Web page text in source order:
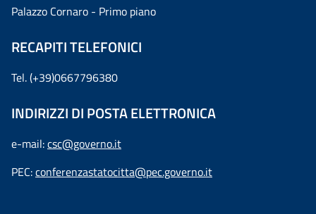
Palazzo Cornaro - Primo piano
RECAPITI TELEFONICI
Tel. (+39)0667796380
INDIRIZZI DI POSTA ELETTRONICA
e-mail:csc@governo.it
PEC:conferenzastatocitta@pec.governo.it